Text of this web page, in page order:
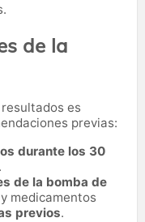
de la
es
previas:
durante los 30
de la bomba de
medicamentos
previos.